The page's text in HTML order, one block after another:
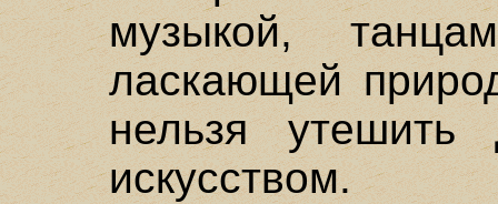
музыкой,
ласкающей
нельзя
искусством.